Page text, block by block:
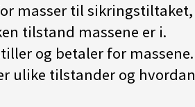
masser til sikringstiltaket,
tilstand massene er i.
og betaler for massene.
ulike tilstander og hvordan